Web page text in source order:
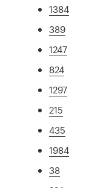
1384
389
1247
824
1297
215
435
1984
38